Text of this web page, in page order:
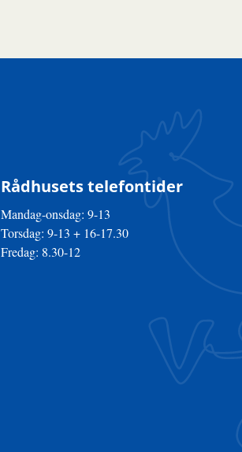
Rådhusets telefontider
Mandag-onsdag: 9-13
Torsdag: 9-13 + 16-17.30
Fredag: 8.30-12